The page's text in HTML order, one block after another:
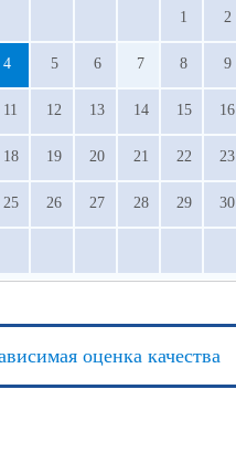
1 2
4 5 6 7 8 9
11 12 13 14 15 16
18 19 20 21 22 23
25 26 27 28 29 30
оценка качества